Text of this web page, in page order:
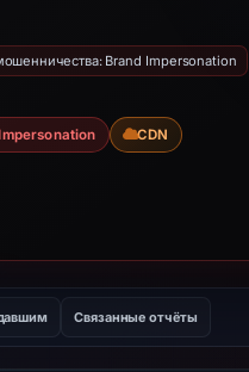
Brand Impersonation
CDN
Связанные отчёты